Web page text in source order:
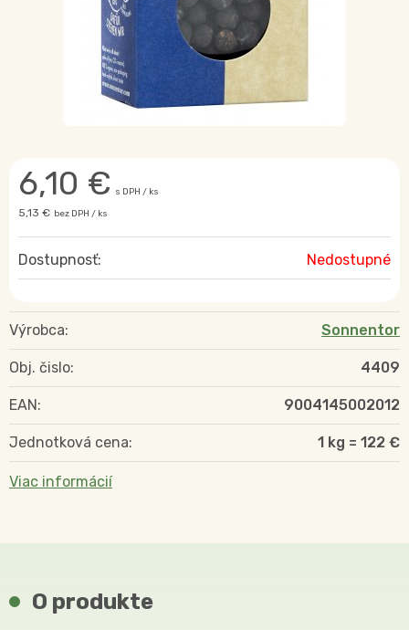
6,10 € s DPH / ks
5,13 € bez DPH / ks
Dostupnosť: Nedostupné
Výrobca: Sonnentor
Obj. čislo: 4409
EAN: 9004145002012
Jednotková cena: 1 kg = 122 €
Viac informácií
O produkte